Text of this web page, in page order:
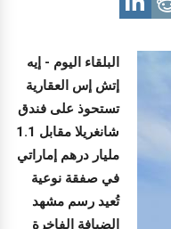
البلقاء اليوم - إيه
إتش إس العقارية
تستحوذ على فندق
شانغريلا مقابل 1.1
مليار درهم إماراتي
في صفقة نوعية
تُعيد رسم مشهد
الضيافة الفاخرة